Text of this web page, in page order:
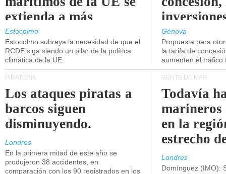
extienda a más
buques.
Estocolmo
Estocolmo subraya la necesidad de que el
RCDE siga siendo un pilar de la política
climática de la UE.
Génova
Propuesta para
la tarifa de
aumenten el tráfico
PIRATERÍA
Los ataques piratas a
barcos siguen
disminuyendo.
Londres
En la primera mitad de este año se
produjeron 38 accidentes, en
comparación con los 90 registrados en los
GENTE DE MAR
Todavía
marineros
en la
estrecho
Londres
Domínguez (IMO):